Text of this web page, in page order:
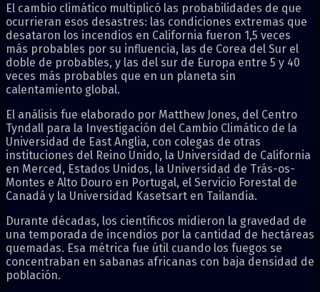
El cambio climático multiplicó las probabilidades de que
ocurrieran esos desastres: las condiciones extremas que
desataron los incendios en California fueron 1,5 veces
más probables por su influencia, las de Corea del Sur el
doble de probables, y las del sur de Europa entre 5 y 40
veces más probables que en un planeta sin
calentamiento global.
El análisis fue elaborado por Matthew Jones, del Centro
Tyndall para la Investigación del Cambio Climático de la
Universidad de East Anglia, con colegas de otras
instituciones del Reino Unido, la Universidad de California
en Merced, Estados Unidos, la Universidad de Trás-os-
Montes e Alto Douro en Portugal, el Servicio Forestal de
Canadá y la Universidad Kasetsart en Tailandia.
Durante décadas, los científicos midieron la gravedad de
una temporada de incendios por la cantidad de hectáreas
quemadas. Esa métrica fue útil cuando los fuegos se
concentraban en sabanas africanas con baja densidad de
población.